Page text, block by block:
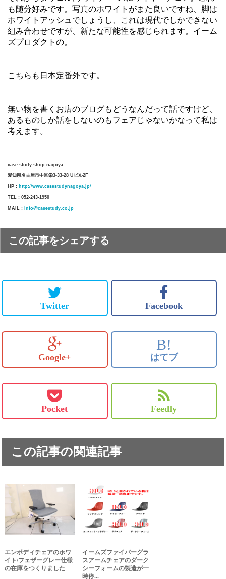
も随分好みです。写真のホワイトがまた良いですね、脚は
ホワイトアッシュでしょうし、これは現代でしかできない
組み合わせですが、新たな可能性を感じられます。イーム
ズプロダクトの。
こちらも日本定番外です。
無い物を書くお店のブログもどうなんだって話ですけど、
あるものしか話をしないのもフェアじゃないかなって私は
考えます。
case study shop nagoya
愛知県名古屋市中区栄3-33-28 Uビル2F
HP : http://www.casestudynagoya.jp/
TEL : 052-243-1950
MAIL : info@casestudy.co.jp
この記事をシェアする
Twitter Facebook
Google+
B!
はてブ
Pocket Feedly
この記事の関連記事
エンボディチェアのホワ
イト/フェザーグレー仕様
の在庫をつくりました
イームズファイバーグラ
スアームチェアのダーク
シーフォームの製造が一
時停...